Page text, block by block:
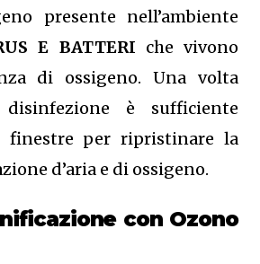
presente nell’ambiente
E BATTERI che vivono
di ossigeno. Una volta
è sufficiente
finestre per ripristinare la
d’aria e di ossigeno.
con Ozono